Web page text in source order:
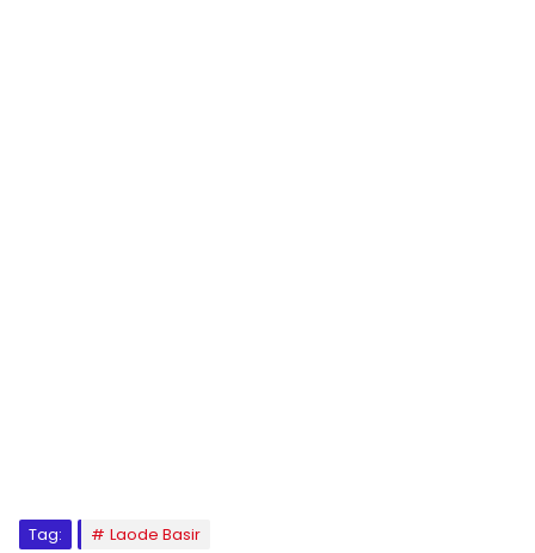
Tag: Laode Basir